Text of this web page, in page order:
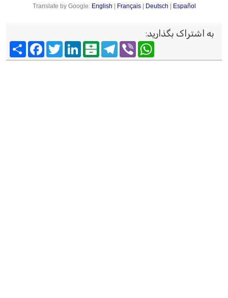
Translate by Google: English Français| Deutsch Español
به اشتراک بگذارید:
FacebookTwitter
LinkedInBalatarin
TelegramViber
WhatsApp